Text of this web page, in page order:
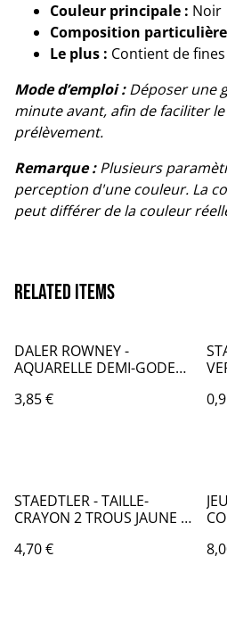
Couleur principale : Noir
Composition
Le plus : Contient de
Mode d’emploi :Déposer une
minute avant, afin de faciliter
prélèvement.
Remarque :Plusieurs
perception d'une couleur. La
peut différer de la couleur
Related items
DALER ROWNEY -
AQUARELLE DEMI-GODETS
CA002643
3,85 €
STAEDTLER - TAILLE-
CRAYON 2 TROUS JAUNE -
4,70 €